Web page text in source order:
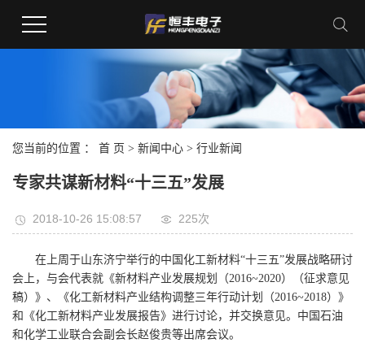
您当前的位置 ： 首 页 > 新闻中心 > 行业新闻
专家共谋新材料“十三五”发展
2018-10-26 15:08:57 225次
在上周于山东济宁举行的中国化工新材料“十三五”发展战略研讨
会上，与会代表就《新材料产业发展规划（2016~2020）（征求意见
稿）》、《化工新材料产业结构调整三年行动计划（2016~2018）》
和《化工新材料产业发展报告》进行讨论，并交换意见。中国石油
和化学工业联合会副会长赵俊贵等出席会议。